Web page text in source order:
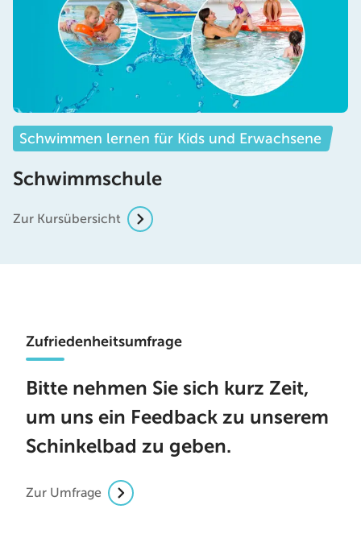
Schwimmen lernen für Kids und Erwachsene
Schwimmschule
Zur Kursübersicht
Zufriedenheitsumfrage
Bitte nehmen Sie sich kurz Zeit,
um uns ein Feedback zu unserem
Schinkelbad zu geben.
Zur Umfrage